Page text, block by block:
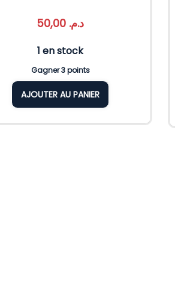
د.م.
1 en stock
Gagner 3 points
AJOUTER AU PANIER